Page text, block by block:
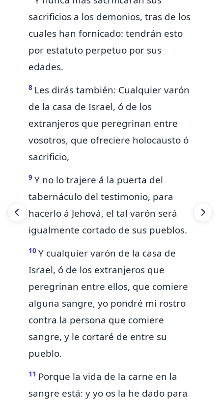
sacrificios a los demonios, tras de los
cuales han fornicado: tendrán esto
por estatuto perpetuo por sus
edades.
8 Les dirás también: Cualquier varón
de la casa de Israel, ó de los
extranjeros que peregrinan entre
vosotros, que ofreciere holocausto ó
sacrificio,
9 Y no lo trajere á la puerta del
tabernáculo del testimonio, para
hacerlo á Jehová, el tal varón será
igualmente cortado de sus pueblos.
10 Y cualquier varón de la casa de
Israel, ó de los extranjeros que
peregrinan entre ellos, que comiere
alguna sangre, yo pondré mi rostro
contra la persona que comiere
sangre, y le cortaré de entre su
pueblo.
11 Porque la vida de la carne en la
sangre está: y yo os la he dado para